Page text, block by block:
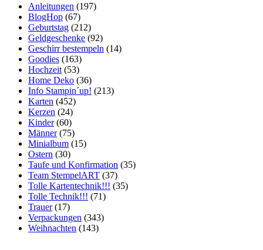
Anleitungen (197)
BlogHop (67)
Geburtstag (212)
Geldgeschenke (92)
Geschirr bestempeln (14)
Goodies (163)
Hochzeit (53)
Home Deko (36)
Info Stampin´up! (213)
Karten (452)
Kerzen (24)
Kinder(60)
Männer(75)
Minialbum (15)
Ostern (30)
Taufe und Konfirmation (35)
Team StempelART (37)
Tolle Kartentechnik!!! (35)
Tolle Technik!!! (71)
Trauer(17)
Verpackungen (343)
Weihnachten (143)